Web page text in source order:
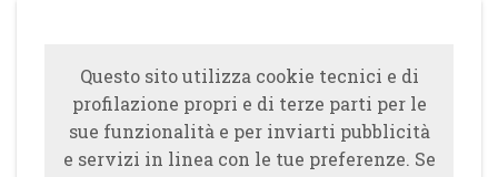
Questo sito utilizza cookie tecnici e di
profilazione propri e di terze parti per le
sue funzionalità e per inviarti pubblicità
e servizi in linea con le tue preferenze. Se